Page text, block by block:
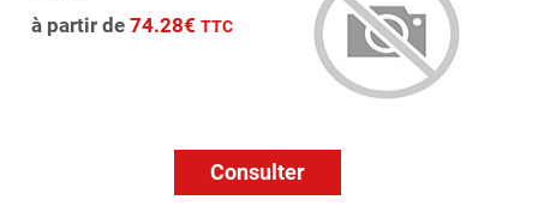
à partir de 74.28€ TTC
Consulter